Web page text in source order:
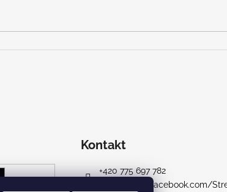
Kontakt
+420 775 697 782
https://www.facebook.com/